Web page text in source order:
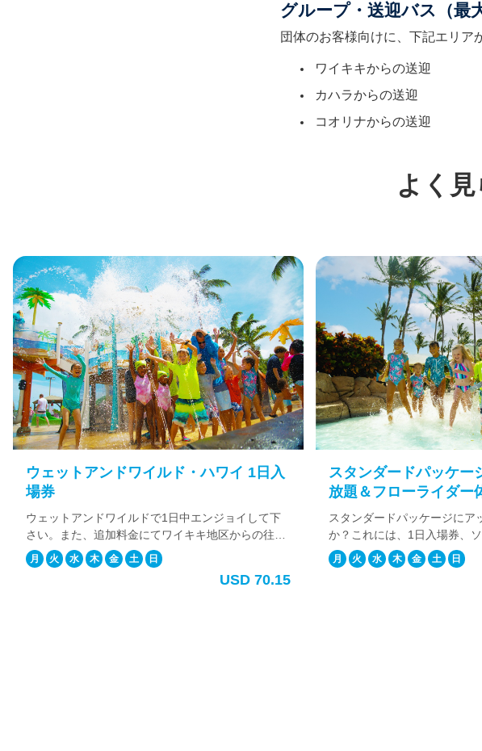
グループ・送迎バス（最
団体のお客様向けに、下記エリア
ワイキキからの送迎
カハラからの送迎
コオリナからの送迎
よく
ウェットアンドワイルド・ハワイ 1日入
場券
ウェットアンドワイルドで1日中エンジョイして下
さい。また、追加料金にてワイキキ地区からの往復
送迎サービスを追加する事も可能です。 往復送迎サ
ービスを追加すれば、初めての方でも安心してお越
火 水 木 金 土 日
USD 70.15
スタンダードパッケージ
放題＆フローライダー体
スタンダードパッケージにアッ
か？これには、1日入場券、ソ
題、そしてフローライダーが付
追加料金にてワイキキ地区から
ウィ追加する事も可能です。 1
火 水 木 金 土 日